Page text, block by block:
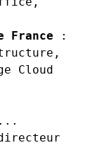
France :
Cloud